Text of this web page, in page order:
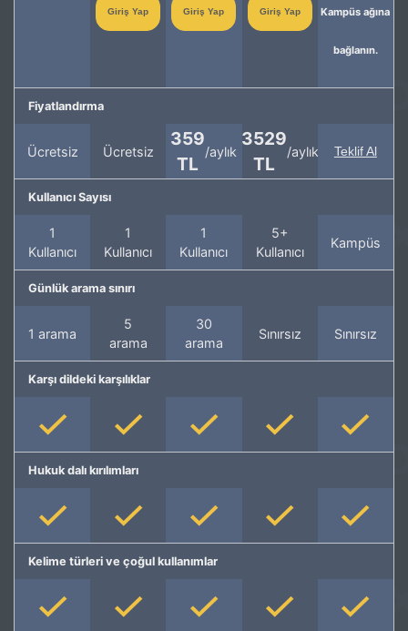
Giriş Yap Giriş Yap Giriş Yap Kampüs ağına
bağlanın.
Fiyatlandırma
Ücretsiz Ücretsiz
359
TL
/aylık
3529
TL
/aylık Teklif Al
Kullanıcı Sayısı
1
Kullanıcı
1
Kullanıcı
1
Kullanıcı
5+
Kullanıcı
Kampüs
Günlük arama sınırı
1 arama
5
arama
30
arama
Sınırsız Sınırsız
Karşı dildeki karşılıklar
Hukuk dalı kırılımları
Kelime türleri ve çoğul kullanımlar